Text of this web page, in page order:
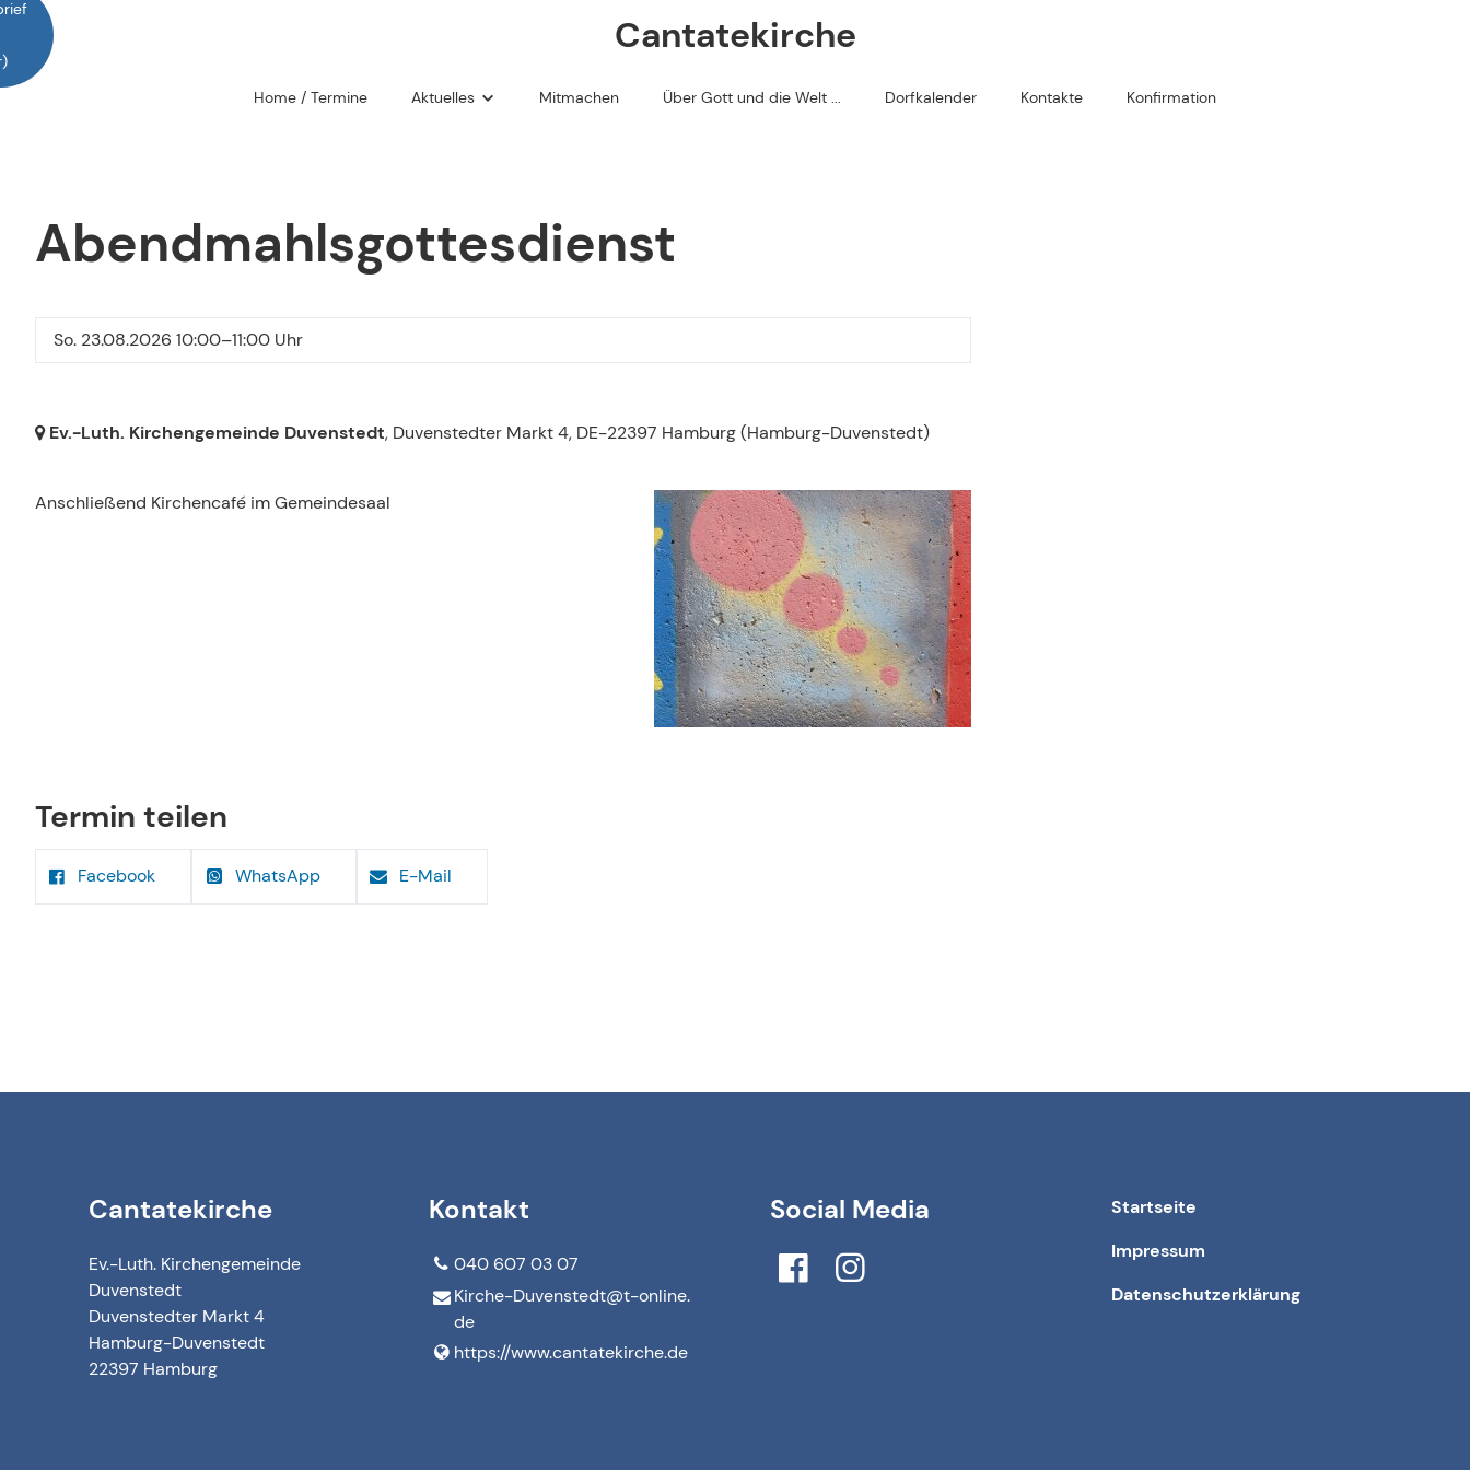
Cantatekirche
Home / Termine
Aktuelles
Gemeindebrief Digital (Newsletter monatlich)
Mitmachen Über Gott und die Welt ... Dorfkalender Kontakte Konfirmation
Abendmahlsgottesdienst
So. 23.08.2026 10:00–11:00 Uhr
Ev.-Luth. Kirchengemeinde Duvenstedt, Duvenstedter Markt 4, DE-22397 Hamburg(Hamburg-Duvenstedt)
Anschließend Kirchencafé im Gemeindesaal
Termin teilen
Facebook WhatsApp E-Mail
Cantatekirche
Ev.-Luth. Kirchengemeinde
Duvenstedt
Duvenstedter Markt 4
Hamburg-Duvenstedt
22397 Hamburg
Kontakt
040 607 03 07
Kirche-Duvenstedt@​t-online.​
de
https://www.​cantatekirche.​de
Social Media
Startseite
Impressum
Datenschutzerklärung